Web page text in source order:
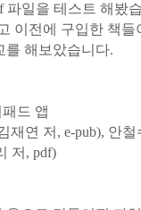
파일을 테스트 해봤
이전에 구입한 책
를 해보았습니다.
드 앱
재연 저, e-pub), 안
저, pdf)